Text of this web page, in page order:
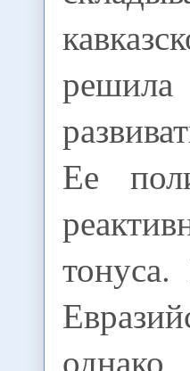
Ее
однако